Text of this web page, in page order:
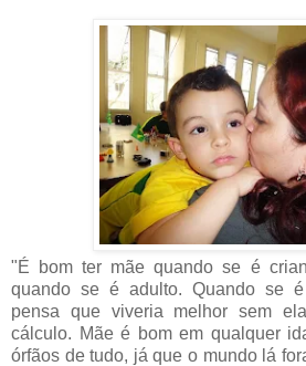
"É bom ter mãe quando se é
quando se é adulto. Quando se
pensa que viveria melhor sem
cálculo. Mãe é bom em qualquer
órfãos de tudo, já que o mundo lá